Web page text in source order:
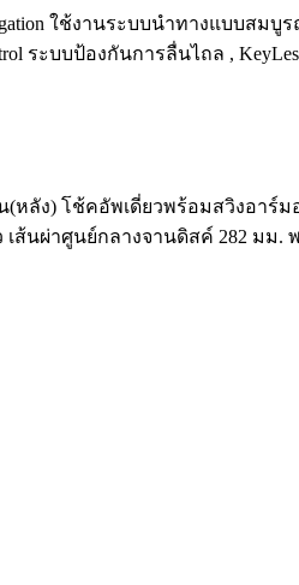
ใช้งานระบบนำทางแบบสมบูรณ์
ระบบป้องกันการลื่นไถล ,
ลัง) โช้คอัพเดี่ยวพร้อมสวิงอาร์
ส้นผ่าศูนย์กลางจานดิสค์ 282 มม.